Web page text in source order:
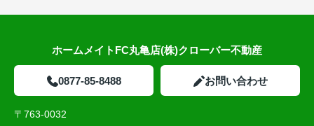
ホームメイトFC丸亀店(株)クローバー不動産
0877-85-8488 お問い合わせ
〒763-0032